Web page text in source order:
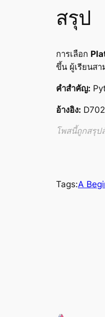
สรุป
การเลือก
ขึ้น ผู้เรียนสา
คำสำคัญ:
อ้างอิง:
โพสนี้ถูกสรุป
Tags:A